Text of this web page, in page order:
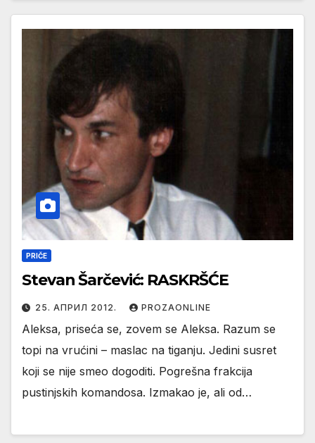
PRIČE
Stevan Šarčević: RASKRŠĆE
25. АПРИЛ 2012. PROZAONLINE
Aleksa, priseća se, zovem se Aleksa. Razum se
topi na vrućini – maslac na tiganju. Jedini susret
koji se nije smeo dogoditi. Pogrešna frakcija
pustinjskih komandosa. Izmakao je, ali od…